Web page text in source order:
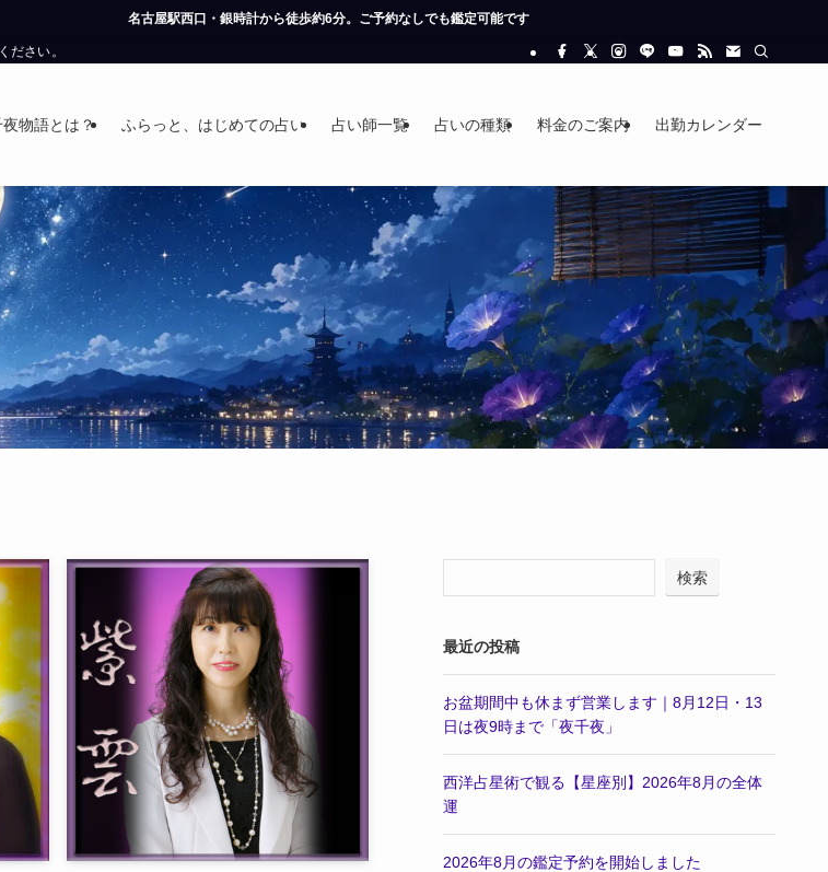
口・銀時計から徒歩約6分。ご予約なしでも鑑定可能です
ださい。
夜物語とは？ ふらっと、はじめての占い 占い師一覧 占いの種類 料金のご案内 出勤カレンダー
検索
最近の投稿
お盆期間中も休まず営業します｜8月12日・13
日は夜9時まで「夜千夜」
西洋占星術で観る【星座別】2026年8月の全体
運
2026年8月の鑑定予約を開始しました